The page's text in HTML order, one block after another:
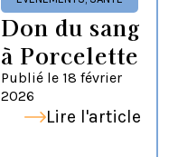
Don du sang
à Porcelette
Publié le 18 février
2026
Lire l'article